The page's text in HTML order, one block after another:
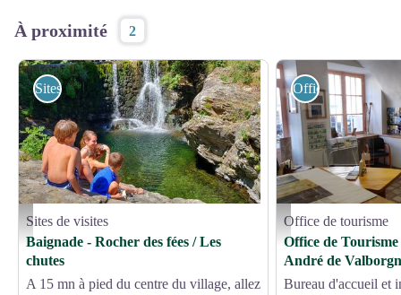
À proximité 2
La cascade St André de Vlaborgne - Béatrice Galzin
Sites de visites
Sites de visites
Baignade - Rocher des fées / Les
chutes
A 15 mn à pied du centre du village, allez
Office de tourisme St
Office de tourisme
Office de tourisme
Office de
André de
Bureau d'accueil et